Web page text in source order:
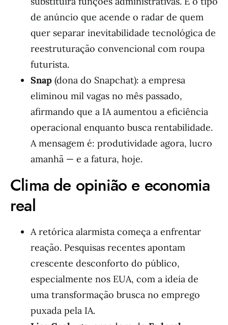
de anúncio que acende o radar de quem
quer separar inevitabilidade tecnológica de
reestruturação convencional com roupa
futurista.
Snap (dona do Snapchat): a empresa
eliminou mil vagas no mês passado,
afirmando que a IA aumentou a eficiência
operacional enquanto busca rentabilidade.
A mensagem é: produtividade agora, lucro
amanhã — e a fatura, hoje.
Clima de opinião e economia
real
A retórica alarmista começa a enfrentar
reação. Pesquisas recentes apontam
crescente desconforto do público,
especialmente nos EUA, com a ideia de
uma transformação brusca no emprego
puxada pela IA.